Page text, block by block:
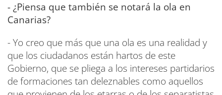
- ¿Piensa que también se notará la ola en
Canarias?
- Yo creo que más que una ola es una realidad y
que los ciudadanos están hartos de este
Gobierno, que se pliega a los intereses partidarios
de formaciones tan deleznables como aquellos